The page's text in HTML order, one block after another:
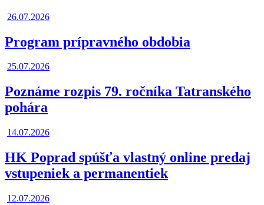
26.07.2026
Program prípravného obdobia
25.07.2026
Poznáme rozpis 79. ročníka Tatranského
pohára
14.07.2026
HK Poprad spúšťa vlastný online predaj
vstupeniek a permanentiek
12.07.2026